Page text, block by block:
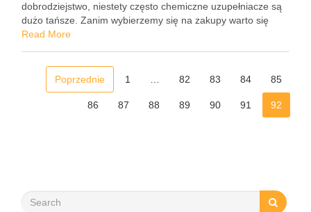
dobrodziejstwo, niestety często chemiczne uzupełniacze są
dużo tańsze. Zanim wybierzemy się na zakupy warto się
zastanowić, które substancje są szkodliwe, które nie mają
Read More
Poprzednie 1 82 83 84 85
86 87 88 89 90 91 92